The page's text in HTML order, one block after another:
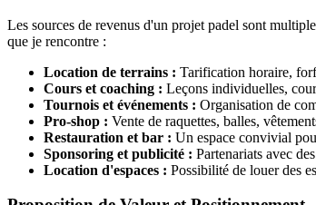
Les sources de revenus d'un projet padel sont
que je rencontre :
Location de terrains : Tarification horaire,
Cours et coaching : Leçons individuelles,
Tournois et événements : Organisation de
Pro-shop : Vente de raquettes, balles,
Restauration et bar : Un espace convivial
Sponsoring et publicité : Partenariats avec
Location d'espaces : Possibilité de louer des